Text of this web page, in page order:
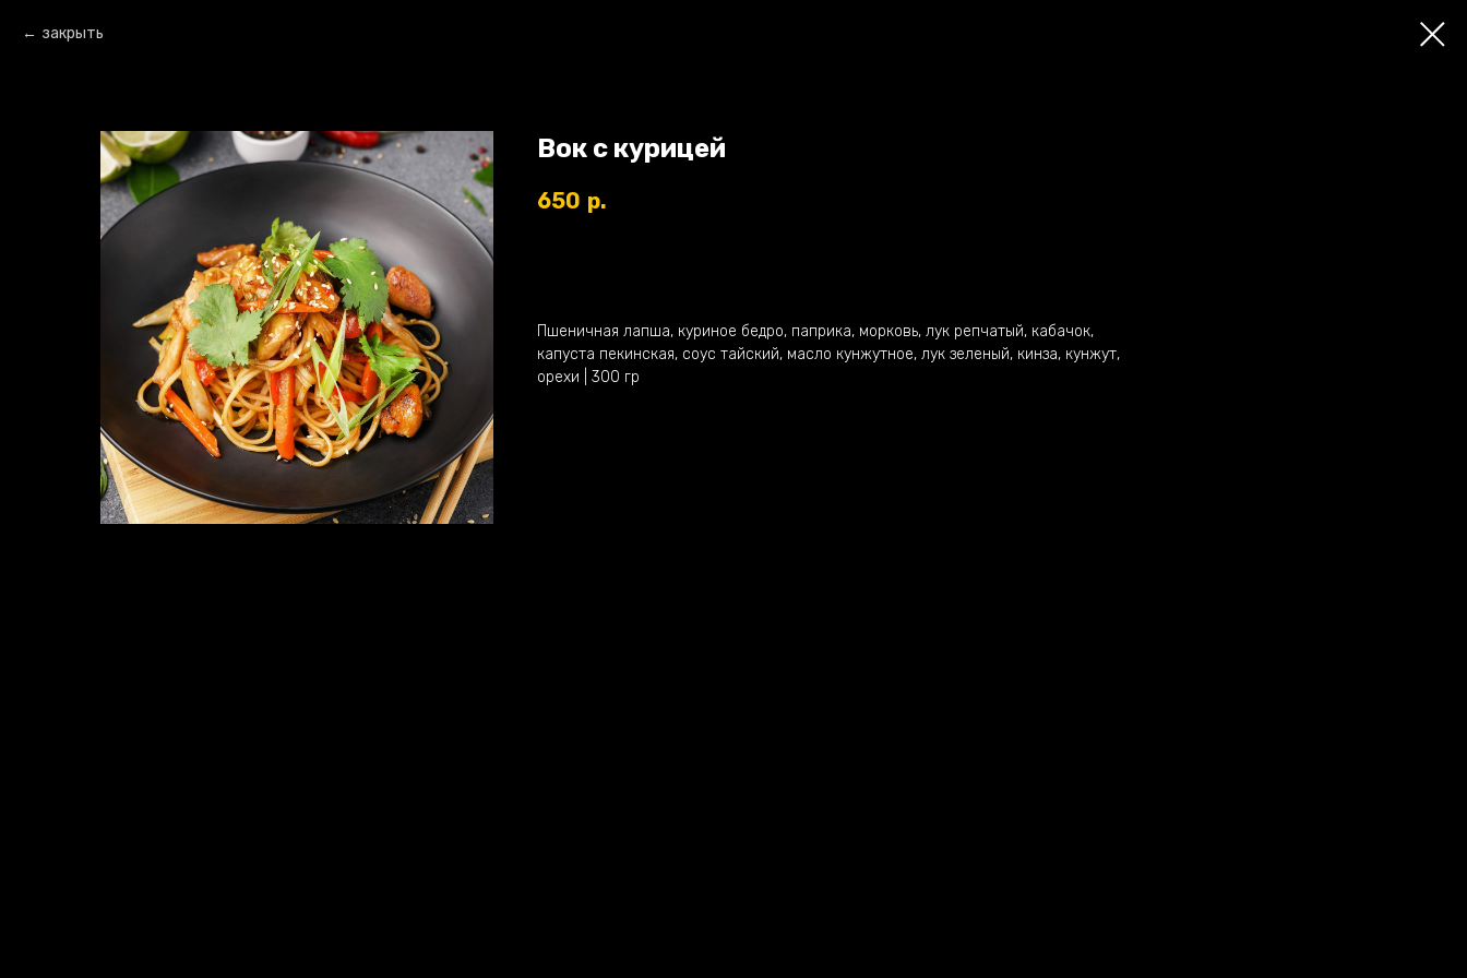
закрыть
Вок с курицей
650 р.
Пшеничная лапша, куриное бедро, паприка, морковь, лук репчатый, кабачок,
капуста пекинская, соус тайский, масло кунжутное, лук зеленый, кинза, кунжут,
орехи | 300 гр